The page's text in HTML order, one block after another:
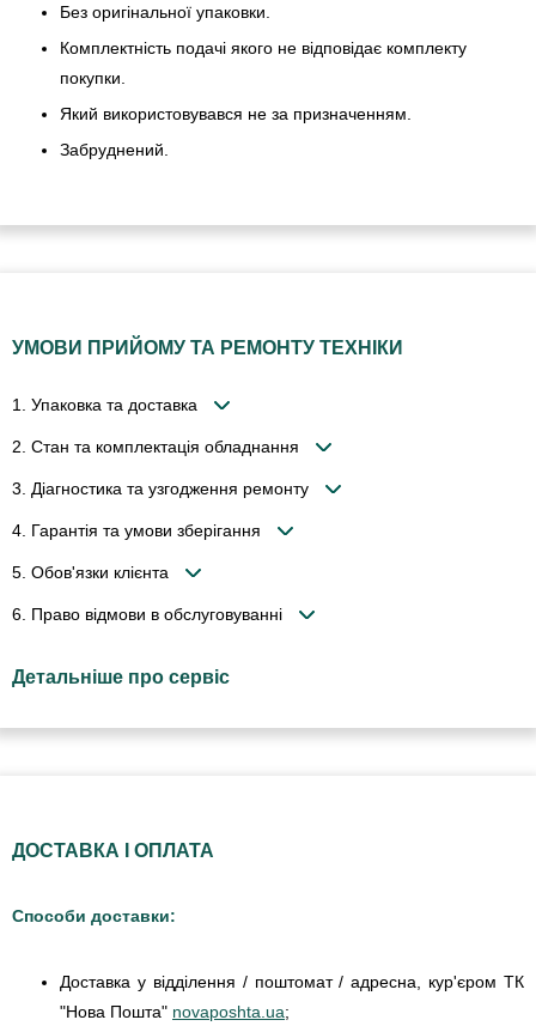
Без оригінальної упаковки.
Комплектність подачі якого не відповідає комплекту
покупки.
Який використовувався не за призначенням.
Забруднений.
УМОВИ ПРИЙОМУ ТА РЕМОНТУ ТЕХНІКИ
1. Упаковка та доставка
2. Стан та комплектація обладнання
3. Діагностика та узгодження ремонту
4. Гарантія та умови зберігання
5. Обов'язки клієнта
6. Право відмови в обслуговуванні
Детальніше про сервіс
ДОСТАВКА І ОПЛАТА
Способи доставки:
Доставка у відділення / поштомат / адресна, кур'єром ТК
"Нова Пошта" novaposhta.ua;